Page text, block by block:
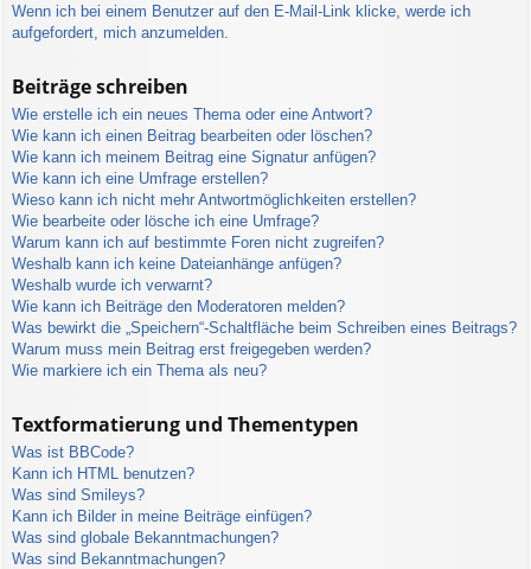
Wenn ich bei einem Benutzer auf den E-Mail-Link klicke, werde ich
aufgefordert, mich anzumelden.
Beiträge schreiben
Wie erstelle ich ein neues Thema oder eine Antwort?
Wie kann ich einen Beitrag bearbeiten oder löschen?
Wie kann ich meinem Beitrag eine Signatur anfügen?
Wie kann ich eine Umfrage erstellen?
Wieso kann ich nicht mehr Antwortmöglichkeiten erstellen?
Wie bearbeite oder lösche ich eine Umfrage?
Warum kann ich auf bestimmte Foren nicht zugreifen?
Weshalb kann ich keine Dateianhänge anfügen?
Weshalb wurde ich verwarnt?
Wie kann ich Beiträge den Moderatoren melden?
Was bewirkt die „Speichern“-Schaltfläche beim Schreiben eines Beitrags?
Warum muss mein Beitrag erst freigegeben werden?
Wie markiere ich ein Thema als neu?
Textformatierung und Thementypen
Was ist BBCode?
Kann ich HTML benutzen?
Was sind Smileys?
Kann ich Bilder in meine Beiträge einfügen?
Was sind globale Bekanntmachungen?
Was sind Bekanntmachungen?